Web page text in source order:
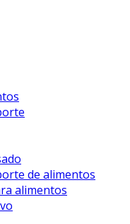
de alimentos
alimentos